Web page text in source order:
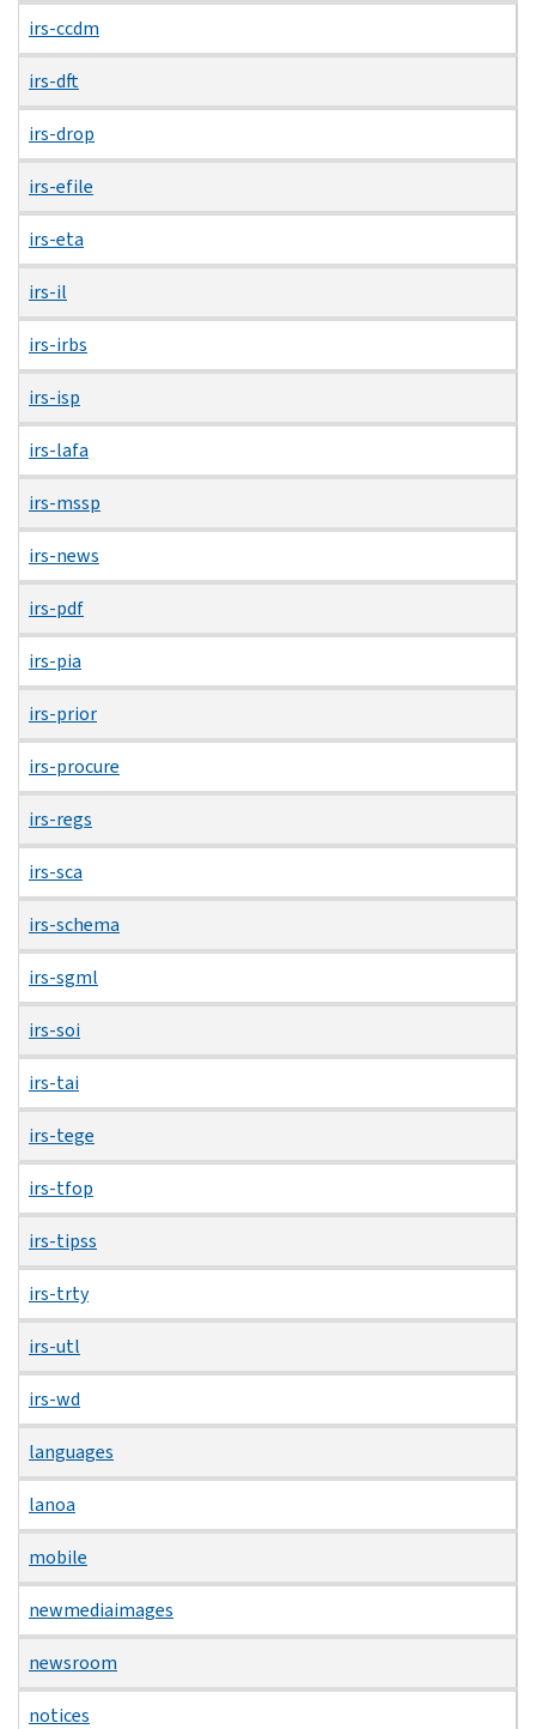
irs-ccdm
irs-dft
irs-drop
irs-efile
irs-eta
irs-il
irs-irbs
irs-isp
irs-lafa
irs-mssp
irs-news
irs-pdf
irs-pia
irs-prior
irs-procure
irs-regs
irs-sca
irs-schema
irs-sgml
irs-soi
irs-tai
irs-tege
irs-tfop
irs-tipss
irs-trty
irs-utl
irs-wd
languages
lanoa
mobile
newmediaimages
newsroom
notices